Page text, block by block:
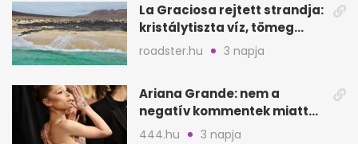
La Graciosa rejtett strandja:
kristálytiszta víz, tömeg
nélkül
roadster.hu 3 napja
Ariana Grande: nem a
negatív kommentek miatt
vonul vissza
444.hu 3 napja